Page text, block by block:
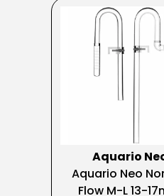
Aquario
Aquario Neo
Flow M-L 13-